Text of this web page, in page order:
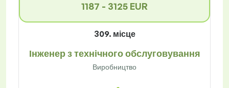
1187 - 3125 EUR
309. місце
Інженер з технічного обслуговування
Виробництво